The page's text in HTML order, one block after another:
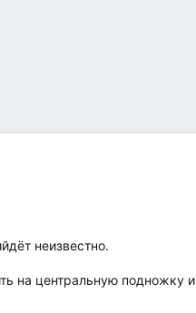
неизвестно.
на центральную подножку и